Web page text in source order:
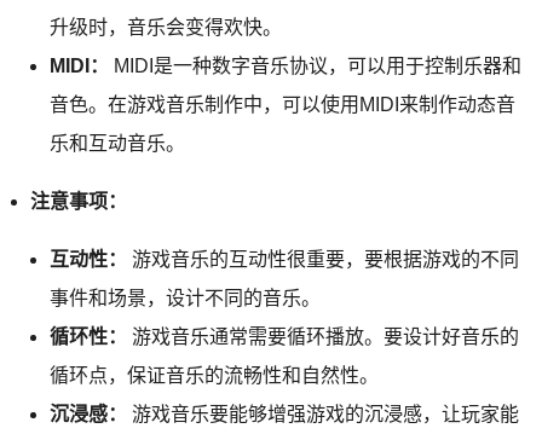
升级时，音乐会变得欢快。
MIDI：
MIDI是一种数字音乐协议，可以用于控制乐器和
音色。在游戏音乐制作中，可以使用MIDI来制作动态音
乐和互动音乐。
注意事项：
互动性：
游戏音乐的互动性很重要，要根据游戏的不同
事件和场景，设计不同的音乐。
循环性：
游戏音乐通常需要循环播放。要设计好音乐的
循环点，保证音乐的流畅性和自然性。
沉浸感：
游戏音乐要能够增强游戏的沉浸感，让玩家能